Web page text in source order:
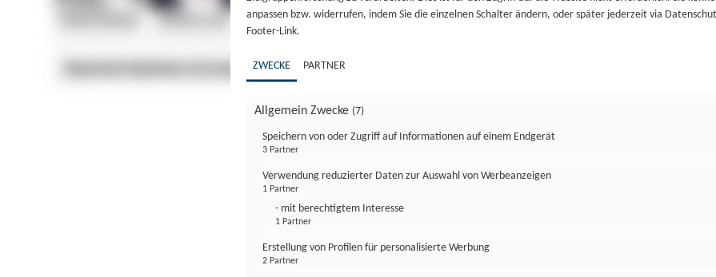
anpassen bzw. widerrufen, indem Sie die einzelnen Schalter ändern, oder später jederzeit via
Footer-Link.
ZWECKE PARTNER
Allgemein Zwecke (7)
Speichern von oder Zugriff auf Informationen auf einem Endgerät
3 Partner
Verwendung reduzierter Daten zur Auswahl von Werbeanzeigen
1 Partner
- mit berechtigtem Interesse
1 Partner
Erstellung von Profilen für personalisierte Werbung
2 Partner